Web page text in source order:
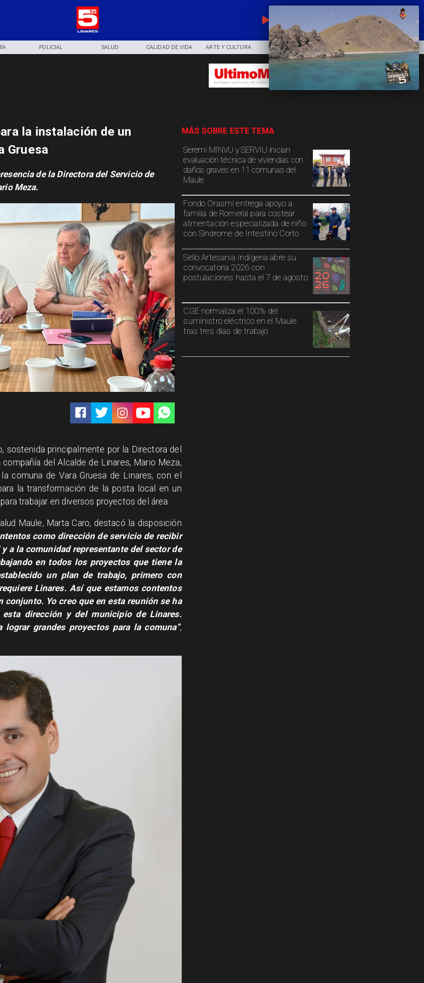
EN VIVO
POLICIAL SALUD CALIDAD DE VIDA ARTE Y CULTURA COMUNIDAD DEPORTES
Seremi MINVU y SERVIU inician
evaluación técnica de viviendas con
daños graves en 11 comunas del
Maule
Fondo Orasmi entrega apoyo a
familia de Romeral para costear
alimentación especializada de niño
con Síndrome de Intestino Corto
Sello Artesanía Indígena abre su
convocatoria 2026 con
postulaciones hasta el 7 de agosto
CGE normaliza el 100% del
suministro eléctrico en el Maule
tras tres días de trabajo
MÁS SOBRE ESTE TEMA
la instalación de un
Gruesa
de la Directora del Servicio de
Meza.
sostenida principalmente por la Directora del
del Alcalde de Linares, Mario Meza,
comuna de Vara Gruesa de Linares, con el
la transformación de la posta local en un
trabajar en diversos proyectos del área.
Maule, Marta Caro, destacó la disposición
como dirección de servicio de recibir
a la comunidad representante del sector de
en todos los proyectos que tiene la
un plan de trabajo, primero con
Linares. Así que estamos contentos
Yo creo que en esta reunión se ha
dirección y del municipio de Linares.
grandes proyectos para la comuna”,